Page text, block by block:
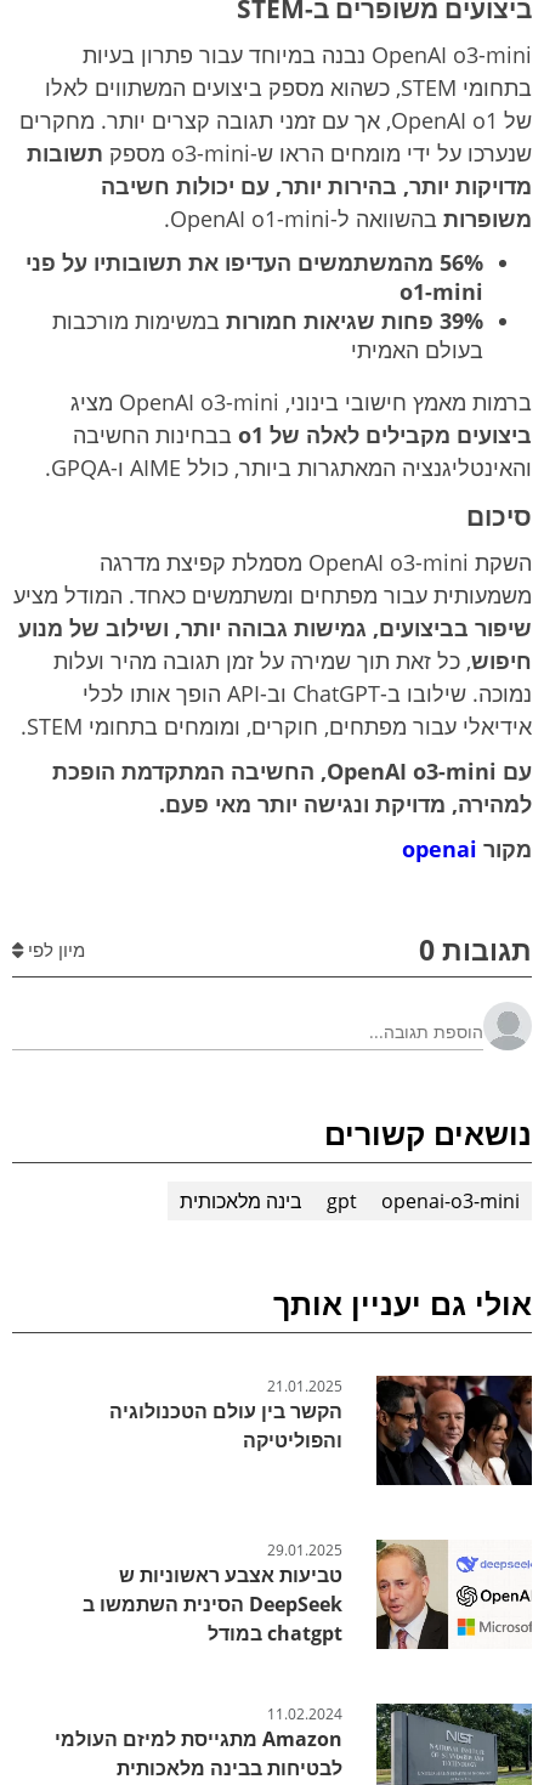
ביצועים משופרים ב-STEM
OpenAI o3-mini נבנה במיוחד עבור פתרון בעיות
בתחומי STEM, כשהוא מספק ביצועים המשתווים לאלו
של OpenAI o1, אך עם זמני תגובה קצרים יותר. מחקרים
שנערכו על ידי מומחים הראו ש-o3-mini מספק
תשובות
מדויקות יותר, בהירות יותר, עם יכולות חשיבה
משופרות בהשוואה ל-OpenAI o1-mini.
56% מהמשתמשים העדיפו את תשובותיו על פני
o1-mini
39% פחות שגיאות חמורות
במשימות מורכבות
בעולם האמיתי
ברמות מאמץ חישובי בינוני, OpenAI o3-mini מציג
ביצועים מקבילים לאלה של o1
בבחינות החשיבה
והאינטליגנציה המאתגרות ביותר, כולל AIME ו-GPQA.
סיכום
השקת OpenAI o3-mini מסמלת קפיצת מדרגה
משמעותית עבור מפתחים ומשתמשים כאחד. המודל מציע
שיפור בביצועים, גמישות גבוהה יותר, ושילוב של מנוע
חיפוש, כל זאת תוך שמירה על זמן תגובה מהיר ועלות
נמוכה. שילובו ב-ChatGPT וב-API הופך אותו לכלי
אידיאלי עבור מפתחים, חוקרים, ומומחים בתחומי STEM.
עם OpenAI o3-mini, החשיבה המתקדמת הופכת
למהירה, מדויקת ונגישה יותר מאי פעם.
מקור openai
תגובות 0 מיון לפי
נושאים קשורים
openai-o3-mini
gpt בינה מלאכותית
אולי גם יעניין אותך
21.01.2025
הקשר בין עולם הטכנולוגיה
והפוליטיקה
29.01.2025
טביעות אצבע ראשוניות ש
DeepSeek הסינית השתמשו ב
chatgpt במודל
11.02.2024
Amazon מתגייסת למיזם העולמי
לבטיחות בבינה מלאכותית